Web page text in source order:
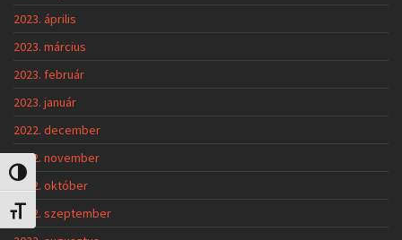
Nagy kontraszt váltása
Betűméret váltása
2023. április
2023. március
2023. február
2023. január
2022. december
2022. november
2022. október
2022. szeptember